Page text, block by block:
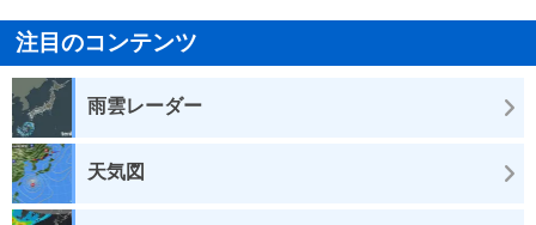
注目のコンテンツ
雨雲レーダー
天気図